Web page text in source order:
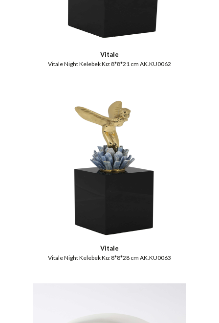
Vitale
Vitale Night Kelebek Kız 8*8*21 cm AK.KU0062
Vitale
Vitale Night Kelebek Kız 8*8*28 cm AK.KU0063